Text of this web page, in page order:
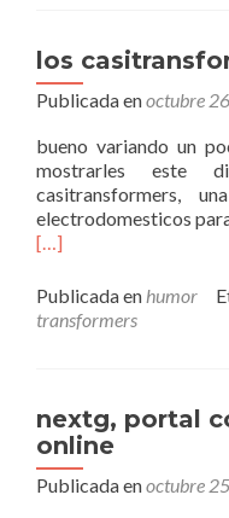
los
Publicada enoctubre
bueno variando un
mostrarles este
casitransformers,
electrodomesticos
[…]
Publicada en humor
transformers
nextg, portal
online
Publicada enoctubre